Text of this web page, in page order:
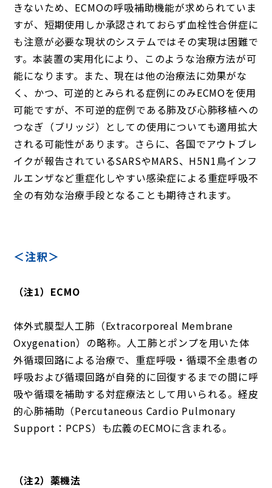
きないため、ECMOの呼吸補助機能が求められていま
すが、短期使用しか承認されておらず血栓性合併症に
も注意が必要な現状のシステムではその実現は困難で
す。本装置の実用化により、このような治療方法が可
能になります。また、現在は他の治療法に効果がな
く、かつ、可逆的とみられる症例にのみECMOを使用
可能ですが、不可逆的症例である肺及び心肺移植への
つなぎ（ブリッジ）としての使用についても適用拡大
される可能性があります。さらに、各国でアウトブレ
イクが報告されているSARSやMARS、H5N1鳥インフ
ルエンザなど重症化しやすい感染症による重症呼吸不
全の有効な治療手段となることも期待されます。
＜注釈＞
（注1）ECMO
体外式膜型人工肺（Extracorporeal Membrane
Oxygenation）の略称。人工肺とポンプを用いた体
外循環回路による治療で、重症呼吸・循環不全患者の
呼吸および循環回路が自発的に回復するまでの間に呼
吸や循環を補助する対症療法として用いられる。経皮
的心肺補助（Percutaneous Cardio Pulmonary
Support：PCPS）も広義のECMOに含まれる。
（注2）薬機法